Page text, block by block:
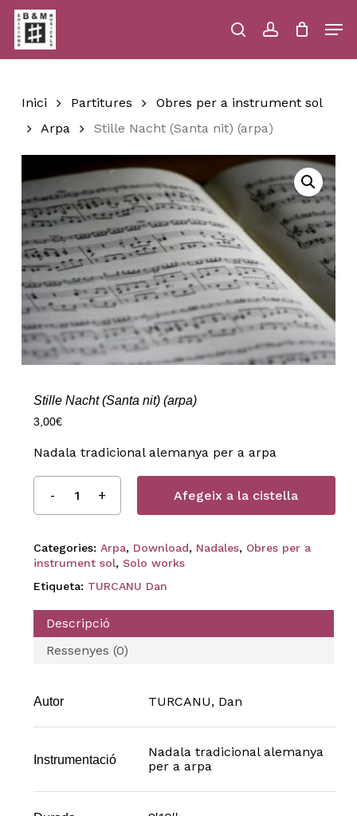
Skip
main
content
searchaccount
Close
Inici Partitures
Obres per a instrument sol
Arpa
Stille Nacht (Santa nit) (arpa)
Stille Nacht (Santa nit) (arpa)
3,00€
Nadala tradicional alemanya per a arpa
Afegeix a la cistella
Categories: Arpa, Download, Nadales, Obres per a
instrument sol, Solo works
Etiqueta: TURCANU Dan
Descripció
Ressenyes (0)
Autor TURCANU, Dan
Instrumentació
Nadala tradicional alemanya
per a arpa
Menu